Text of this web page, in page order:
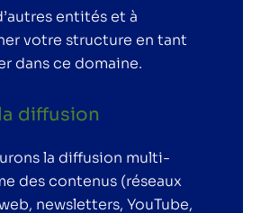
entités et à
votre structure en tant
dans ce domaine.
diffusion
la diffusion multi-
des contenus (réseaux
newsletters, YouTube,